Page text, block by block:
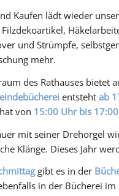
Kaufen lädt wieder
und Strümpfe,
mehr.
des Rathauses bietet
entstehtab
von 15:00 Uhr bis
mit seiner Drehorgel
Klänge. Dieses Jahr
gibt es in der
in der Bücherei